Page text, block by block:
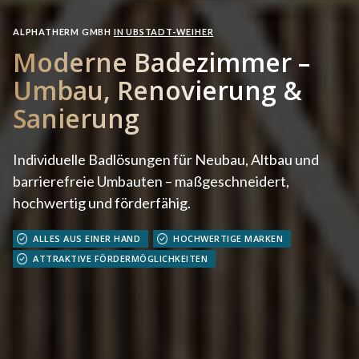
ALPHATHERM GMBH IN UBSTADT-WEIHER
Moderne Badezimmer –
Umbau, Renovierung &
Sanierung
Individuelle Badlösungen für Neubau, Altbau und
barrierefreie Umbauten – maßgeschneidert,
hochwertig und förderfähig.
ALLES AUS EINER HAND
HOCHWERTIGE MARKEN
ATTRAKTIVE FÖRDERMÖGLICHKEITEN